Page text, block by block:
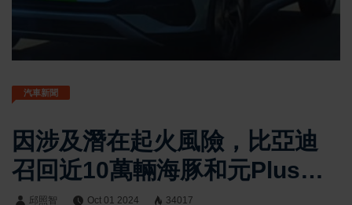
汽車新聞
因涉及潛在起火風險，比亞迪
召回近10萬輛海豚和元Plus電
動車
邱照智 Oct 01 2024 34017